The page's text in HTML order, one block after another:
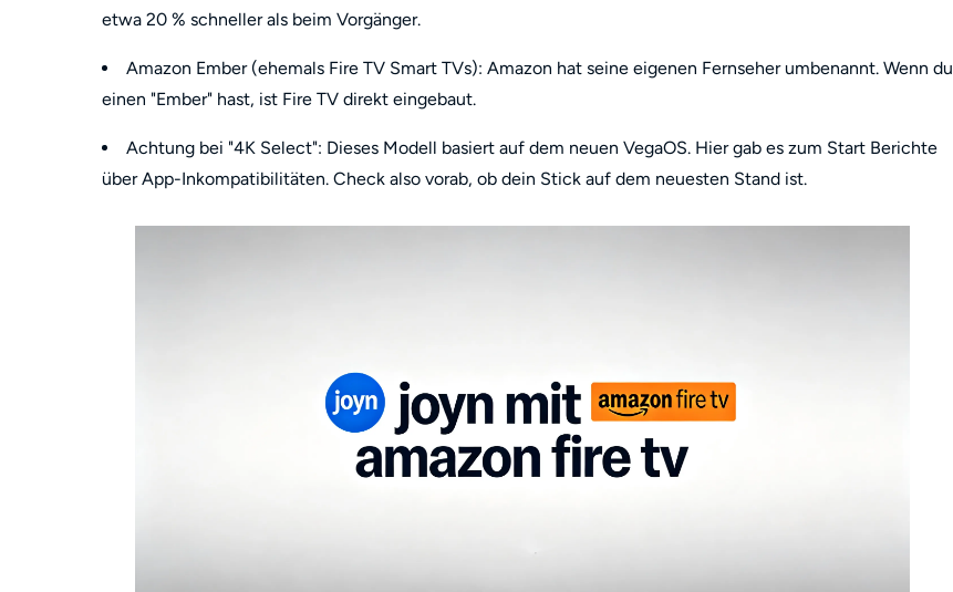
etwa 20 % schneller als beim Vorgänger.
Amazon Ember (ehemals Fire TV Smart TVs): Amazon hat seine eigenen Fernseher umbenannt. Wenn du
einen "Ember" hast, ist Fire TV direkt eingebaut.
Achtung bei "4K Select": Dieses Modell basiert auf dem neuen VegaOS. Hier gab es zum Start Berichte
über App-Inkompatibilitäten. Check also vorab, ob dein Stick auf dem neuesten Stand ist.